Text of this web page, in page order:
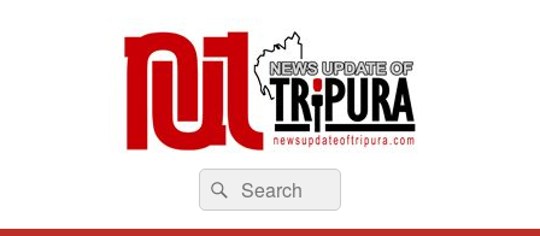
newsupdateoftripura.com
The one & only exceptional Bengali Version online news & infotainment portal
in Tripura.
Search
for:
Search